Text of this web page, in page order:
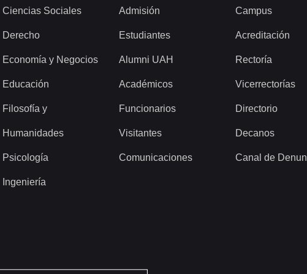
Ciencias Sociales
Derecho
Economía y Negocios
Educación
Filosofía y
Humanidades
Psicología
Ingeniería
Admisión
Estudiantes
Alumni UAH
Académicos
Funcionarios
Visitantes
Comunicaciones
Campus
Acreditación
Rectoría
Vicerrectorías
Directorio
Decanos
Canal de